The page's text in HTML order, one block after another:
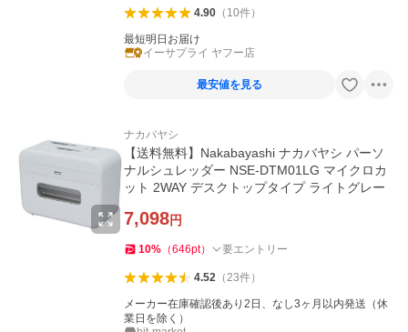
4.90（ 10件）
最短明日お届け
イーサプライ ヤフー店
最安値を見る
ナカバヤシ
【送料無料】Nakabayashi ナカバヤシ パーソ
ナルシュレッダー NSE-DTM01LG マイクロカ
ット 2WAY デスクトップタイプ ライトグレー
7,098円
10% （646pt） 要エントリー
4.52（23件）
メーカー在庫確認後あり2日、なし3ヶ月以内発送（休
業日を除く）